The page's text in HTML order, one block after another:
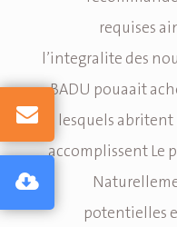
requises
l’integralite des
BADU pouaait
lesquels
accomplissent Le
potentielles